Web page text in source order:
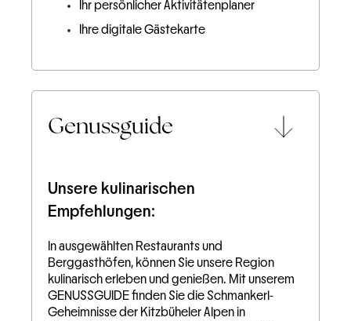
Ihr persönlicher Aktivitätenplaner
Ihre digitale Gästekarte
Genussguide
Unsere kulinarischen
Empfehlungen:
In ausgewählten Restaurants und
Berggasthöfen, können Sie unsere Region
kulinarisch erleben und genießen. Mit unserem
GENUSSGUIDE finden Sie die Schmankerl-
Geheimnisse der Kitzbüheler Alpen in